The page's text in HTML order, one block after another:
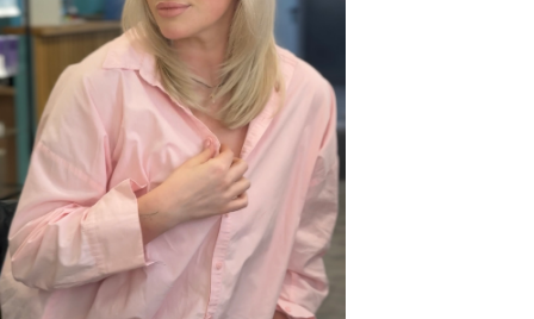
Обработка персональных данных
Политика конфиденциальности
Дизайн и разработкаБьюти Альянс